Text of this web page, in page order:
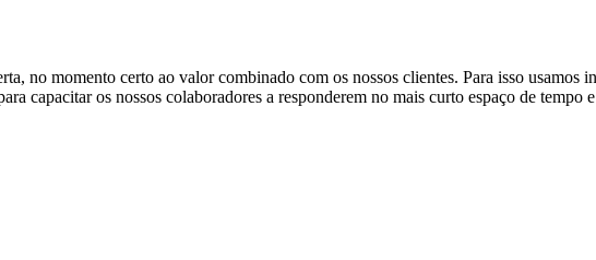
no momento certo ao valor combinado com os nossos clientes. Para isso usamos
capacitar os nossos colaboradores a responderem no mais curto espaço de tempo